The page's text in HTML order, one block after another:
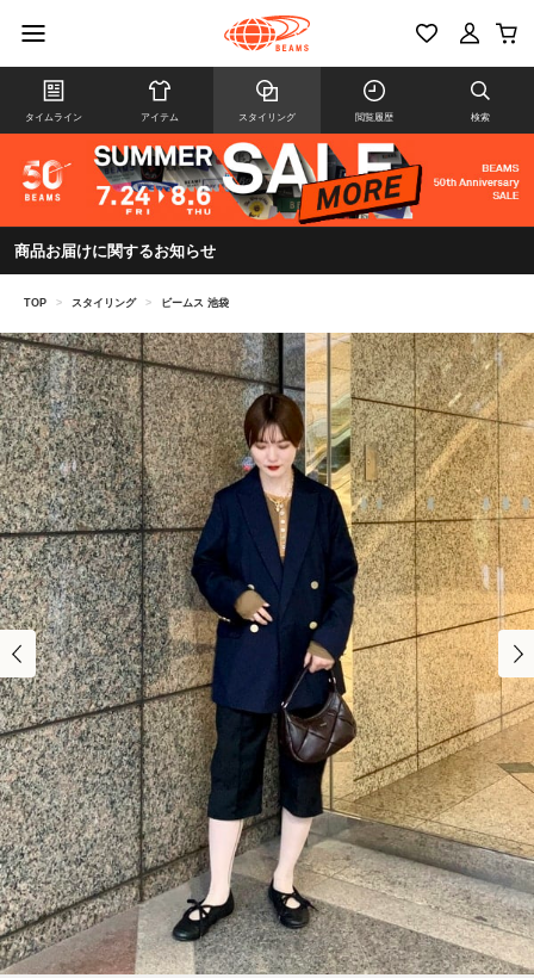
タイムライン アイテム スタイリング 閲覧履歴 検索
商品お届けに関するお知らせ
TOP > スタイリング > ビームス 池袋